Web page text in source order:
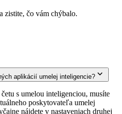
zistite, čo vám chýbalo.
aplikácií umelej inteligencie?
s umelou inteligenciou, musíte
poskytovateľa umelej
nájdete v nastaveniach druhej